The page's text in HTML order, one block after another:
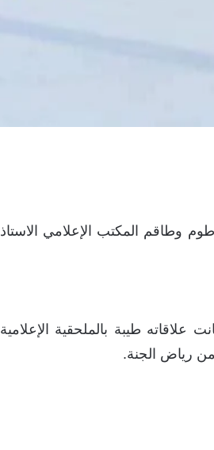
وطاقم المكتب الإعلامي الاستاذ
علاقاته طيبة بالملحقية الإعلامية
رياض الجنة.